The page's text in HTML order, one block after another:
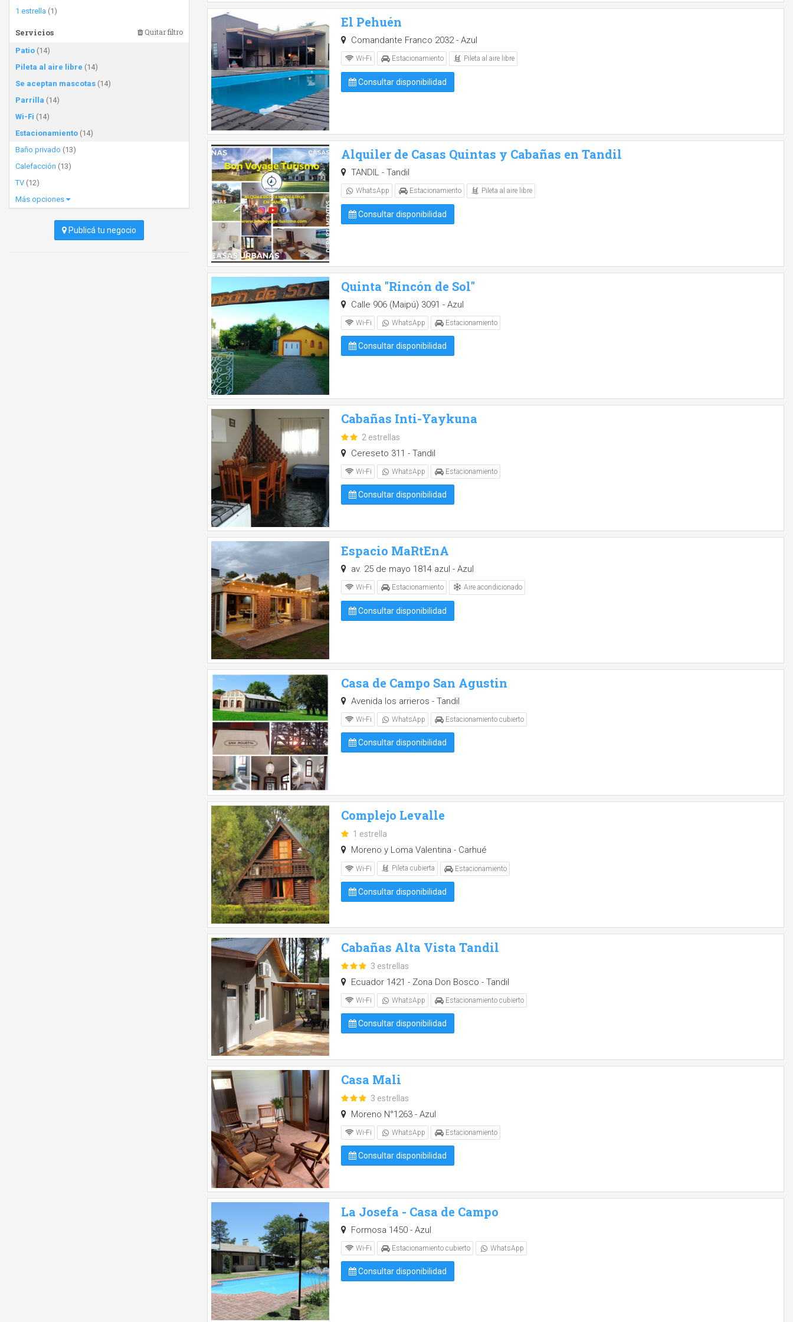
1 estrella (1)
Servicios Quitar filtro
Patio (14)
Pileta al aire libre (14)
Se aceptan mascotas (14)
Parrilla (14)
Wi-Fi (14)
Estacionamiento (14)
Baño privado (13)
Calefacción (13)
TV (12)
Más opciones
Publicá tu negocio
El Pehuén
Comandante Franco 2032 - Azul
Wi-Fi Estacionamiento Pileta al aire libre
Consultar disponibilidad
Alquiler de Casas Quintas y Cabañas en Tandil
TANDIL - Tandil
WhatsApp Estacionamiento Pileta al aire libre
Consultar disponibilidad
Quinta "Rincón de Sol"
Calle 906 (Maipú) 3091 - Azul
Wi-Fi WhatsApp Estacionamiento
Consultar disponibilidad
Cabañas Inti-Yaykuna
2 estrellas
Cereseto 311 - Tandil
Wi-Fi WhatsApp Estacionamiento
Consultar disponibilidad
Espacio MaRtEnA
av. 25 de mayo 1814 azul - Azul
Wi-Fi Estacionamiento Aire acondicionado
Consultar disponibilidad
Casa de Campo San Agustin
Avenida los arrieros - Tandil
Wi-Fi WhatsApp Estacionamiento cubierto
Consultar disponibilidad
Complejo Levalle
1 estrella
Moreno y Loma Valentina - Carhué
Wi-Fi Pileta cubierta Estacionamiento
Consultar disponibilidad
Cabañas Alta Vista Tandil
3 estrellas
Ecuador 1421 - Zona Don Bosco - Tandil
Wi-Fi WhatsApp Estacionamiento cubierto
Consultar disponibilidad
Casa Mali
3 estrellas
Moreno N°1263 - Azul
Wi-Fi WhatsApp Estacionamiento
Consultar disponibilidad
La Josefa - Casa de Campo
Formosa 1450 - Azul
Wi-Fi Estacionamiento cubierto WhatsApp
Consultar disponibilidad